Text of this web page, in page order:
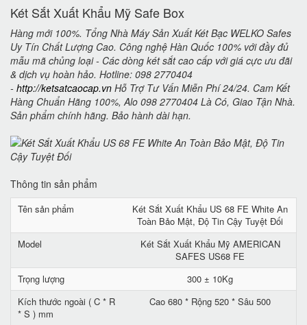
Két Sắt Xuất Khẩu Mỹ Safe Box
Hàng mới 100%. Tổng Nhà Máy Sản Xuất Két Bạc WELKO Safes
Uy Tín Chất Lượng Cao. Công nghệ Hàn Quốc 100% với đầy đủ
mẫu mã chủng loại - Các dòng két sắt cao cấp với giá cực ưu đãi
& dịch vụ hoàn hảo. Hotline: 098 2770404
- http://ketsatcaocap.vn Hỗ Trợ Tư Vấn Miễn Phí 24/24. Cam Kết
Hàng Chuẩn Hãng 100%, Alo 098 2770404 Là Có, Giao Tận Nhà.
Sản phẩm chính hãng. Bảo hành dài hạn.
Thông tin sản phẩm
Tên sản phẩm
Két Sắt Xuất Khẩu US 68 FE White An
Toàn Bảo Mật, Độ Tin Cậy Tuyệt Đối
Model
Két Sắt Xuất Khẩu Mỹ AMERICAN
SAFES US68 FE
Trọng lượng
300 ± 10Kg
Kích thước ngoài ( C * R
* S ) mm
Cao 680 * Rộng 520 * Sâu 500